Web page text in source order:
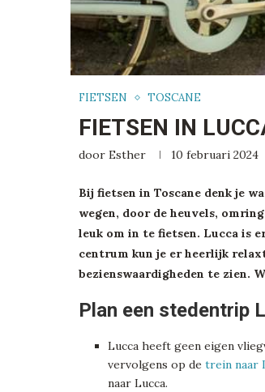
FIETSEN TOSCANE
FIETSEN IN
door Esther 10 februari 2024
Bij fietsen in Toscane denk je
wegen, door de heuvels,
leuk om in te fietsen. Lucca is
centrum kun je er heerlijk
bezienswaardigheden te zien.
Plan een stedentrip
Lucca heeft geen eigen
vervolgens op de trein naar
naar Lucca.